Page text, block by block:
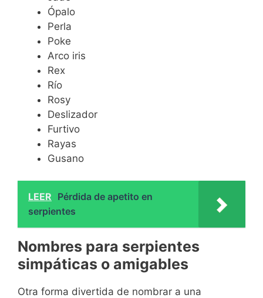
Ópalo
Perla
Poke
Arco iris
Rex
Río
Rosy
Deslizador
Furtivo
Rayas
Gusano
LEER Pérdida de apetito en
serpientes
Nombres para serpientes
simpáticas o amigables
Otra forma divertida de nombrar a una